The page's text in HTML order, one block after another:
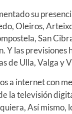
su
Oleiros,
San
Y las previsiones
de Ulla, Valga y
a internet con
la televisión
Así mismo,